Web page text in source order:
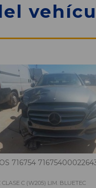
716754
C (W205) LIM. BLUETEC